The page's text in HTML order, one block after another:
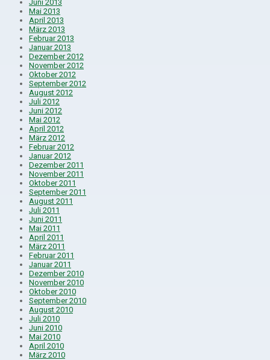
Juni 2013
Mai 2013
April 2013
März 2013
Februar 2013
Januar 2013
Dezember 2012
November 2012
Oktober 2012
September 2012
August 2012
Juli 2012
Juni 2012
Mai 2012
April 2012
März 2012
Februar 2012
Januar 2012
Dezember 2011
November 2011
Oktober 2011
September 2011
August 2011
Juli 2011
Juni 2011
Mai 2011
April 2011
März 2011
Februar 2011
Januar 2011
Dezember 2010
November 2010
Oktober 2010
September 2010
August 2010
Juli 2010
Juni 2010
Mai 2010
April 2010
März 2010